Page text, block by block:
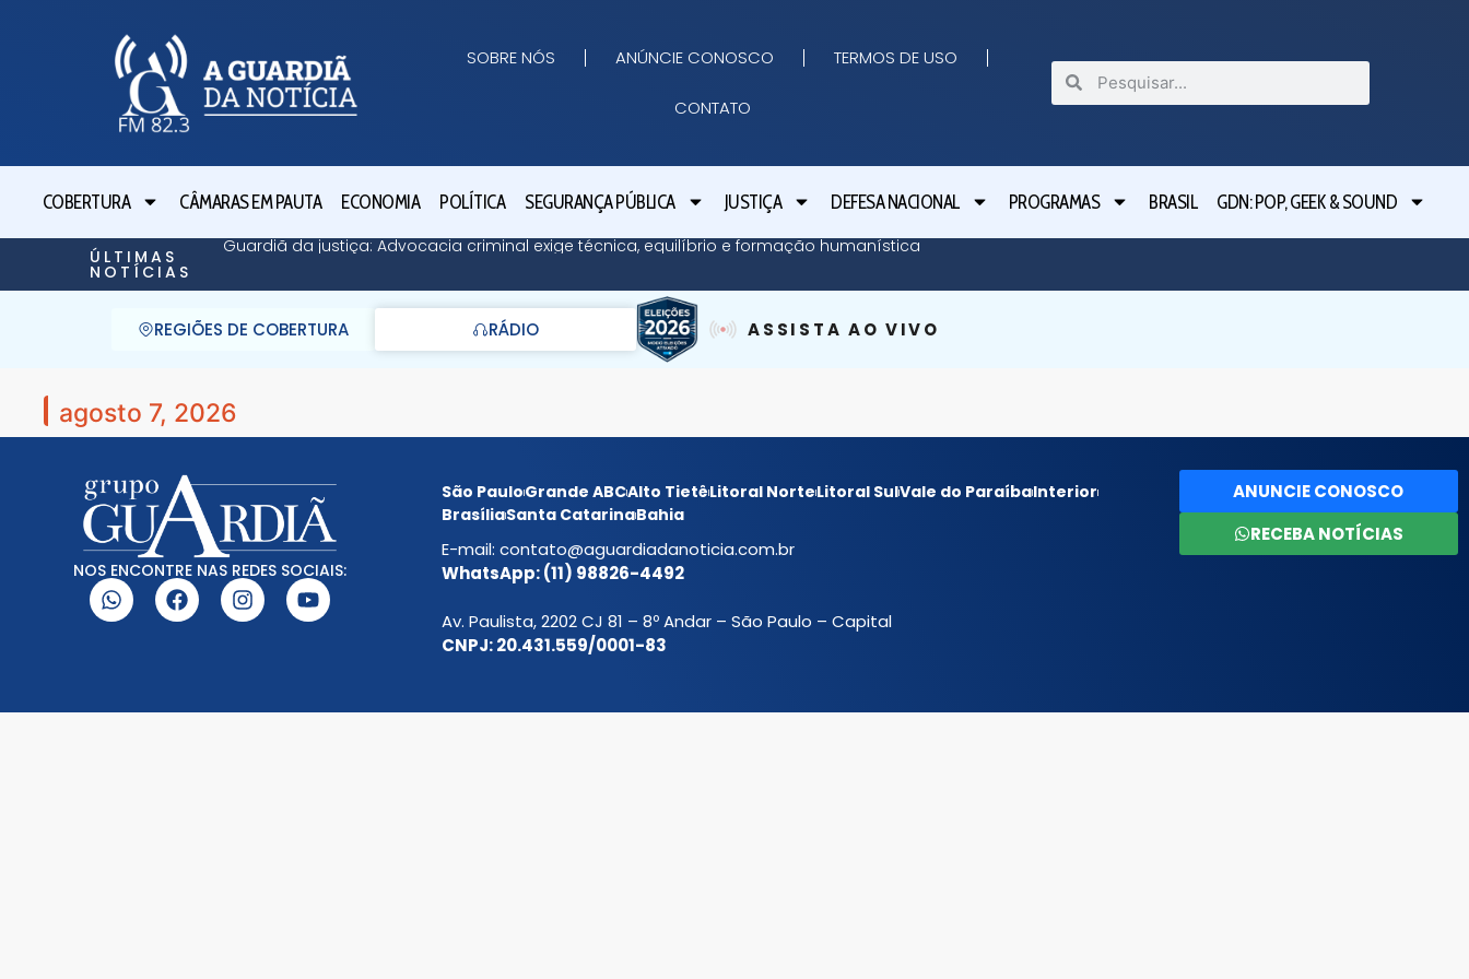
SOBRE NÓS ANÚNCIE CONOSCO TERMOS DE USO
CONTATO
COBERTURA CÂMARAS EM PAUTA ECONOMIA POLÍTICA SEGURANÇA PÚBLICA JUSTIÇA DEFESA NACIONAL PROGRAMAS BRASIL GDN: POP, GEEK & SOUND
ÚLTIMAS
NOTÍCIAS
Guardiã da justiça: Advocacia criminal exige técnica, equilíbrio e formação humanística
REGIÕES DE COBERTURA RÁDIO ASSISTA AO VIVO
agosto 7, 2026
NOS ENCONTRE NAS REDES SOCIAIS:
São PauloGrande ABCAlto TietêLitoral NorteLitoral SulVale do ParaíbaInterior
BrasíliaSanta CatarinaBahia
E-mail: contato@aguardiadanoticia.com.br
WhatsApp: (11) 98826-4492
Av. Paulista, 2202 CJ 81 – 8º Andar – São Paulo – Capital
CNPJ: 20.431.559/0001-83
ANUNCIE CONOSCO
RECEBA NOTÍCIAS